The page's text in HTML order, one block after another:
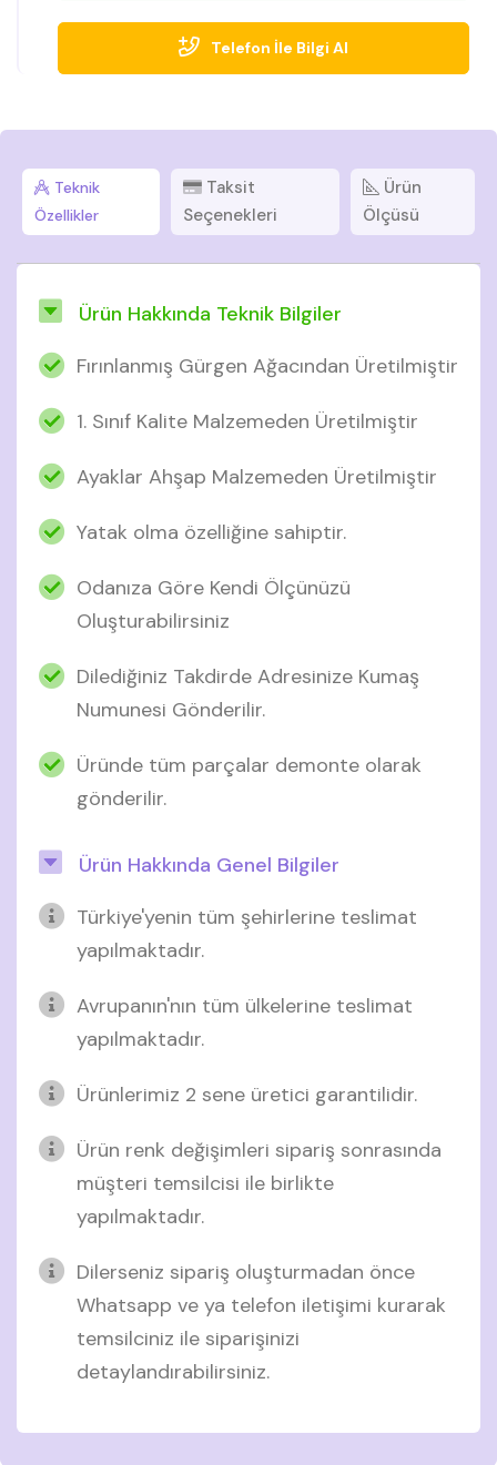
Telefon İle Bilgi Al
Teknik
Özellikler
Taksit
Seçenekleri
Ürün
Ölçüsü
Ürün Hakkında Teknik Bilgiler
Fırınlanmış Gürgen Ağacından Üretilmiştir
1. Sınıf Kalite Malzemeden Üretilmiştir
Ayaklar Ahşap Malzemeden Üretilmiştir
Yatak olma özelliğine sahiptir.
Odanıza Göre Kendi Ölçünüzü
Oluşturabilirsiniz
Dilediğiniz Takdirde Adresinize Kumaş
Numunesi Gönderilir.
Üründe tüm parçalar demonte olarak
gönderilir.
Ürün Hakkında Genel Bilgiler
Türkiye'yenin tüm şehirlerine teslimat
yapılmaktadır.
Avrupanın'nın tüm ülkelerine teslimat
yapılmaktadır.
Ürünlerimiz 2 sene üretici garantilidir.
Ürün renk değişimleri sipariş sonrasında
müşteri temsilcisi ile birlikte
yapılmaktadır.
Dilerseniz sipariş oluşturmadan önce
Whatsapp ve ya telefon iletişimi kurarak
temsilciniz ile siparişinizi
detaylandırabilirsiniz.